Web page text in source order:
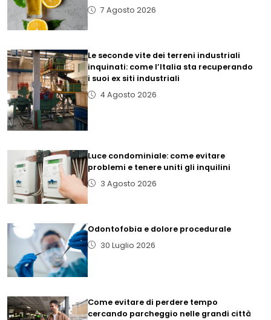
7 Agosto 2026
Le seconde vite dei terreni industriali
inquinati: come l’Italia sta recuperando
i suoi ex siti industriali
4 Agosto 2026
Luce condominiale: come evitare
problemi e tenere uniti gli inquilini
3 Agosto 2026
Odontofobia e dolore procedurale
30 Luglio 2026
Come evitare di perdere tempo
cercando parcheggio nelle grandi città